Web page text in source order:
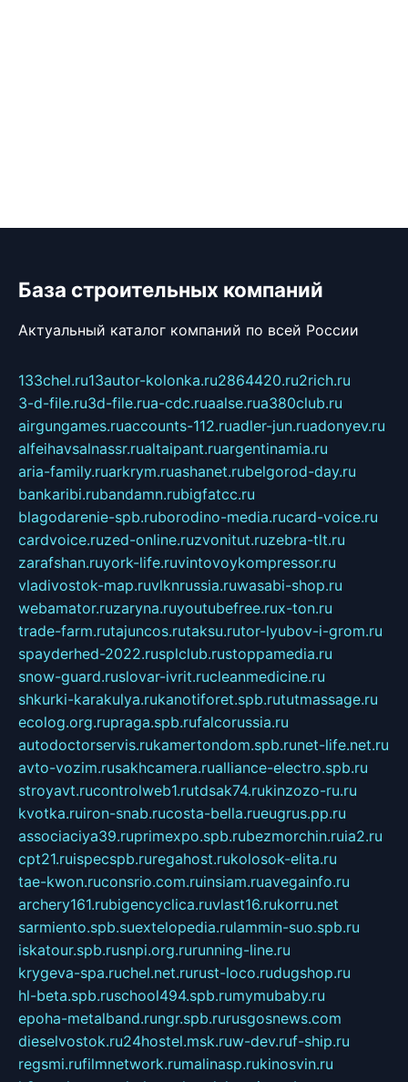
База строительных компаний
Актуальный каталог компаний по всей России
133chel.ru13autor-kolonka.ru2864420.ru2rich.ru
3-d-file.ru3d-file.rua-cdc.ruaalse.rua380club.ru
airgungames.ruaccounts-112.ruadler-jun.ruadonyev.ru
alfeihavsalnassr.rualtaipant.ruargentinamia.ru
aria-family.ruarkrym.ruashanet.rubelgorod-day.ru
bankaribi.rubandamn.rubigfatcc.ru
blagodarenie-spb.ruborodino-media.rucard-voice.ru
cardvoice.ruzed-online.ruzvonitut.ruzebra-tlt.ru
zarafshan.ruyork-life.ruvintovoykompressor.ru
vladivostok-map.ruvlknrussia.ruwasabi-shop.ru
webamator.ruzaryna.ruyoutubefree.rux-ton.ru
trade-farm.rutajuncos.rutaksu.rutor-lyubov-i-grom.ru
spayderhed-2022.rusplclub.rustoppamedia.ru
snow-guard.ruslovar-ivrit.rucleanmedicine.ru
shkurki-karakulya.rukanotiforet.spb.rututmassage.ru
ecolog.org.rupraga.spb.rufalcorussia.ru
autodoctorservis.rukamertondom.spb.runet-life.net.ru
avto-vozim.rusakhcamera.rualliance-electro.spb.ru
stroyavt.rucontrolweb1.rutdsak74.rukinzozo-ru.ru
kvotka.ruiron-snab.rucosta-bella.rueugrus.pp.ru
associaciya39.ruprimexpo.spb.rubezmorchin.ruia2.ru
cpt21.ruispecspb.ruregahost.rukolosok-elita.ru
tae-kwon.ruconsrio.com.ruinsiam.ruavegainfo.ru
archery161.rubigencyclica.ruvlast16.rukorru.net
sarmiento.spb.suextelopedia.rulammin-suo.spb.ru
iskatour.spb.rusnpi.org.rurunning-line.ru
krygeva-spa.ruchel.net.rurust-loco.rudugshop.ru
hl-beta.spb.ruschool494.spb.rumymubaby.ru
epoha-metalband.rungr.spb.rurusgosnews.com
dieselvostok.ru24hostel.msk.ruw-dev.ruf-ship.ru
regsmi.rufilmnetwork.rumalinasp.rukinosvin.ru